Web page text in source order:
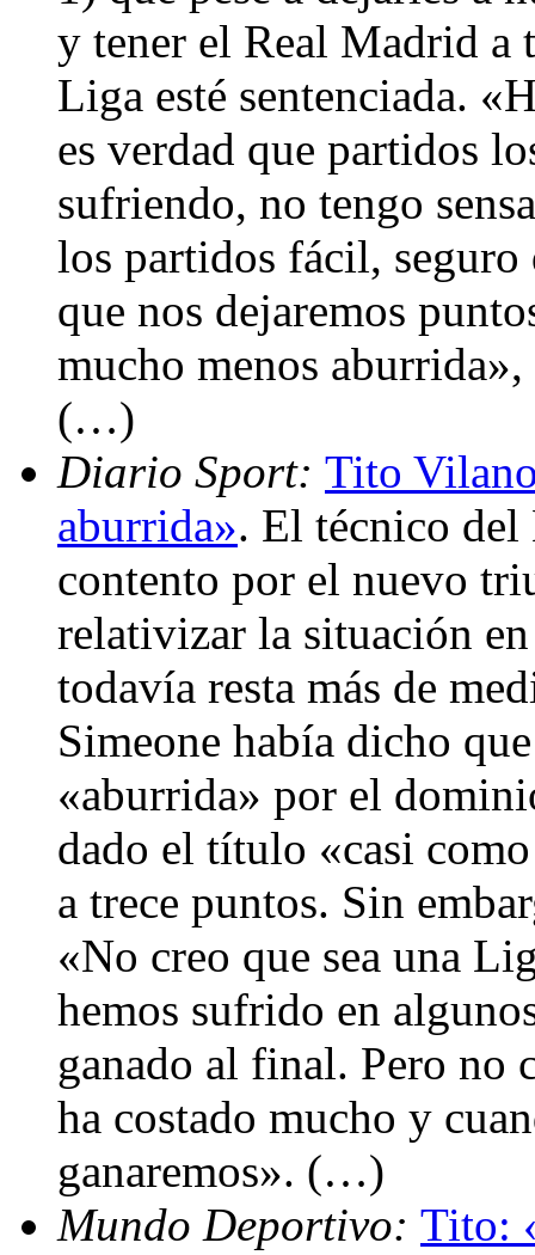
y tener el Real Madrid a
Liga esté sentenciada.
es verdad que partidos
sufriendo, no tengo
los partidos fácil, seguro
que nos dejaremos
mucho menos
(…)
Diario Sport: Tito
aburrida». El técnico del
contento por el nuevo
relativizar la situación
todavía resta más de
Simeone había dicho
«aburrida» por el
dado el título «casi
a trece puntos. Sin
«No creo que sea una
hemos sufrido en
ganado al final. Pero no
ha costado mucho y
ganaremos». (…)
Mundo Deportivo: Tito: